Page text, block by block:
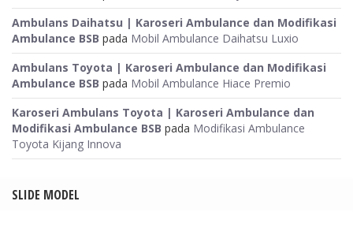
Ambulans Daihatsu | Karoseri Ambulance dan Modifikasi
Ambulance BSB pada Mobil Ambulance Daihatsu Luxio
Ambulans Toyota | Karoseri Ambulance dan Modifikasi
Ambulance BSB pada Mobil Ambulance Hiace Premio
Karoseri Ambulans Toyota | Karoseri Ambulance dan
Modifikasi Ambulance BSB pada Modifikasi Ambulance
Toyota Kijang Innova
SLIDE MODEL